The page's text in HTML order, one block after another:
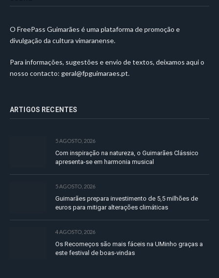
O FreePass Guimarães é uma plataforma de promoção e
divulgação da cultura vimaranense.
Para informações, sugestões e envio de textos, deixamos aqui o
nosso contacto: geral@fpguimaraes.pt.
ARTIGOS RECENTES
5 AGOSTO, 2026
Com inspiração na natureza, o Guimarães Clássico
apresenta-se em harmonia musical
5 AGOSTO, 2026
Guimarães prepara investimento de 5,5 milhões de
euros para mitigar alterações climáticas
4 AGOSTO, 2026
Os Recomeços são mais fáceis na UMinho graças a
este festival de boas-vindas